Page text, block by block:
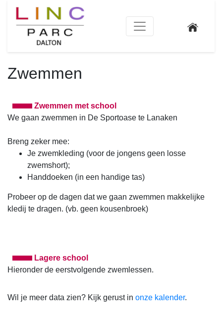
Zwemmen
Zwemmen met school
We gaan zwemmen in De Sportoase te Lanaken
Breng zeker mee:
Je zwemkleding (voor de jongens geen losse
zwemshort);
Handdoeken (in een handige tas)
Probeer op de dagen dat we gaan zwemmen makkelijke
kledij te dragen. (vb. geen kousenbroek)
Lagere school
Hieronder de eerstvolgende zwemlessen.
Wil je meer data zien? Kijk gerust in onze kalender.